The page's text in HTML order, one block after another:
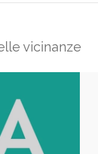
vicinanze